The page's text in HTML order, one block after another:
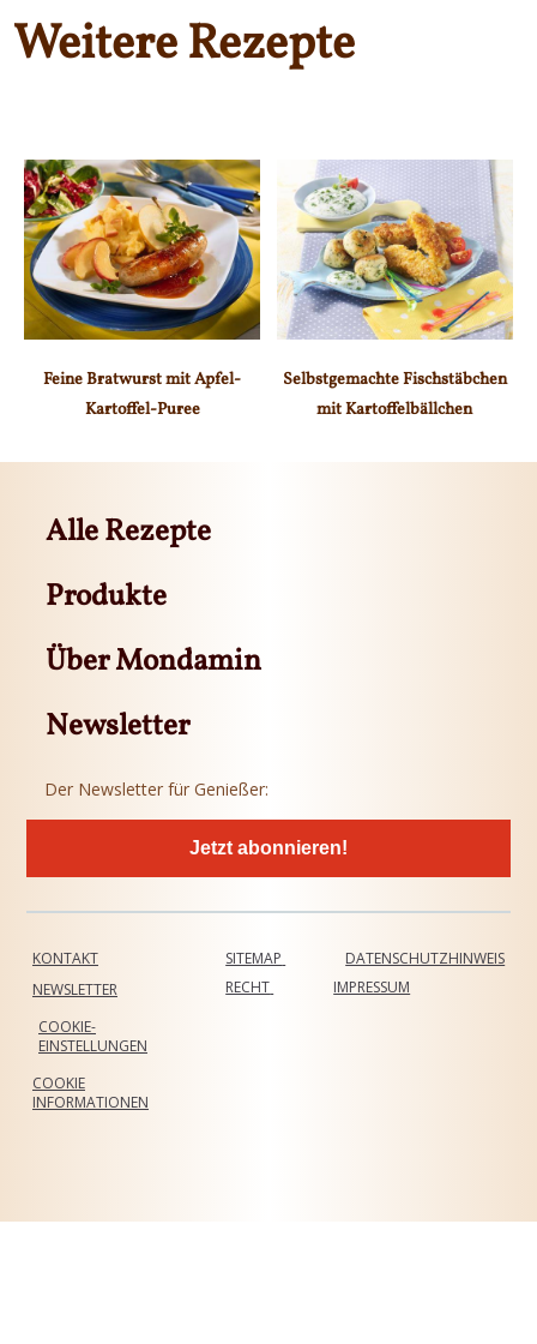
Weitere Rezepte
Feine Bratwurst mit Apfel-
Kartoffel-Puree
Selbstgemachte Fischstäbchen
mit Kartoffelbällchen
Alle Rezepte
Produkte
Über Mondamin
Newsletter
Der Newsletter für Genießer:
Jetzt abonnieren!
KONTAKT
SITEMAP
NEWSLETTER
DATENSCHUTZHINWEIS
COOKIE-
EINSTELLUNGEN
RECHT
COOKIE
INFORMATIONEN
IMPRESSUM